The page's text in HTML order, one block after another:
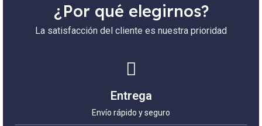
¿Por qué elegirnos?
La satisfacción del cliente es nuestra prioridad
Entrega
Envío rápido y seguro